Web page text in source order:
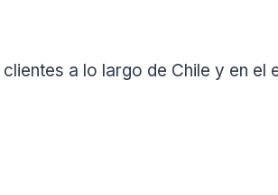
a lo largo de Chile y en el